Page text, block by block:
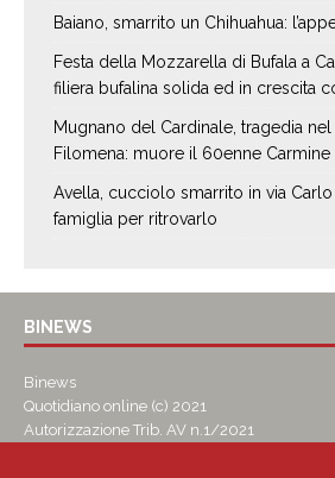
Baiano, smarrito un Chihuahua:
Festa della Mozzarella di Bufala a
filiera bufalina solida ed in crescita
Mugnano del Cardinale, tragedia
Filomena: muore il 60enne
Avella, cucciolo smarrito in via Carlo
famiglia per ritrovarlo
BINEWS
Binews
Quotidiano online (c) 2021
Autorizzazione Trib. AV n.1/2021